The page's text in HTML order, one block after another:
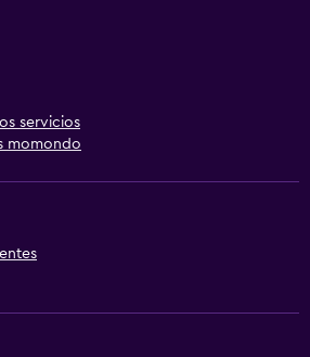
servicios
momondo